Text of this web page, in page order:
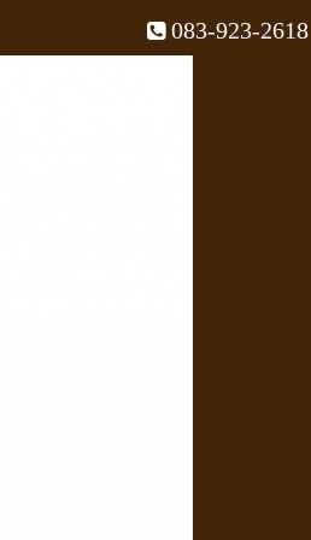
083-923-2618